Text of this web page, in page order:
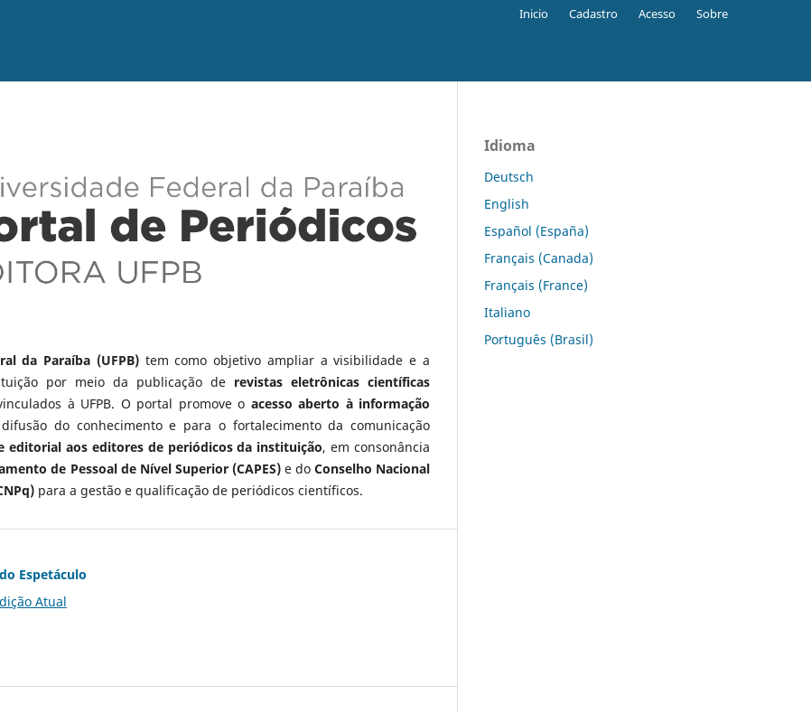
Inicio Cadastro Acesso Sobre
da Paraíba (UFPB)tem como objetivo ampliar a visibilidade e a
por meio da publicação de revistas eletrônicas científicas
à UFPB. O portal promove o acesso aberto à informação
do conhecimento e para o fortalecimento da comunicação
editorial aos editores de periódicos da instituição, em consonância
de Pessoal de Nível Superior (CAPES)e do Conselho Nacional
para a gestão e qualificação de periódicos científicos.
Espetáculo
Atual
Idioma
Deutsch
English
Español (España)
Français (Canada)
Français (France)
Italiano
Português (Brasil)